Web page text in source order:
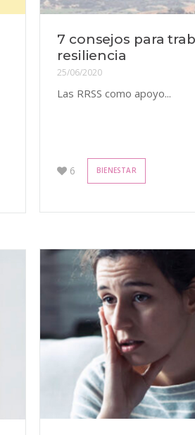
7 consejos para
resiliencia
25/06/2020
Las RRSS como apoyo...
6 BIENESTAR